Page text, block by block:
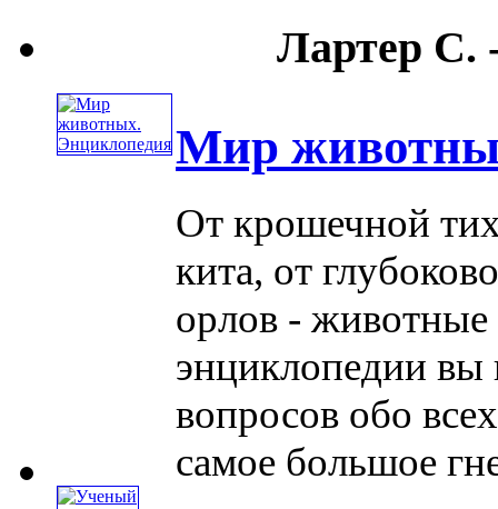
Лартер С.
Мир
От крошечной
кита, от
орлов - животные
энциклопедии вы
вопросов обо
самое большое